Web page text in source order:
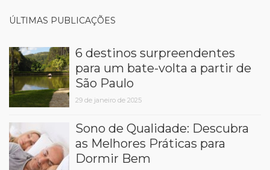
ÚLTIMAS PUBLICAÇÕES
6 destinos surpreendentes
para um bate-volta a partir de
São Paulo
29 de janeiro de 2025
Sono de Qualidade: Descubra
as Melhores Práticas para
Dormir Bem